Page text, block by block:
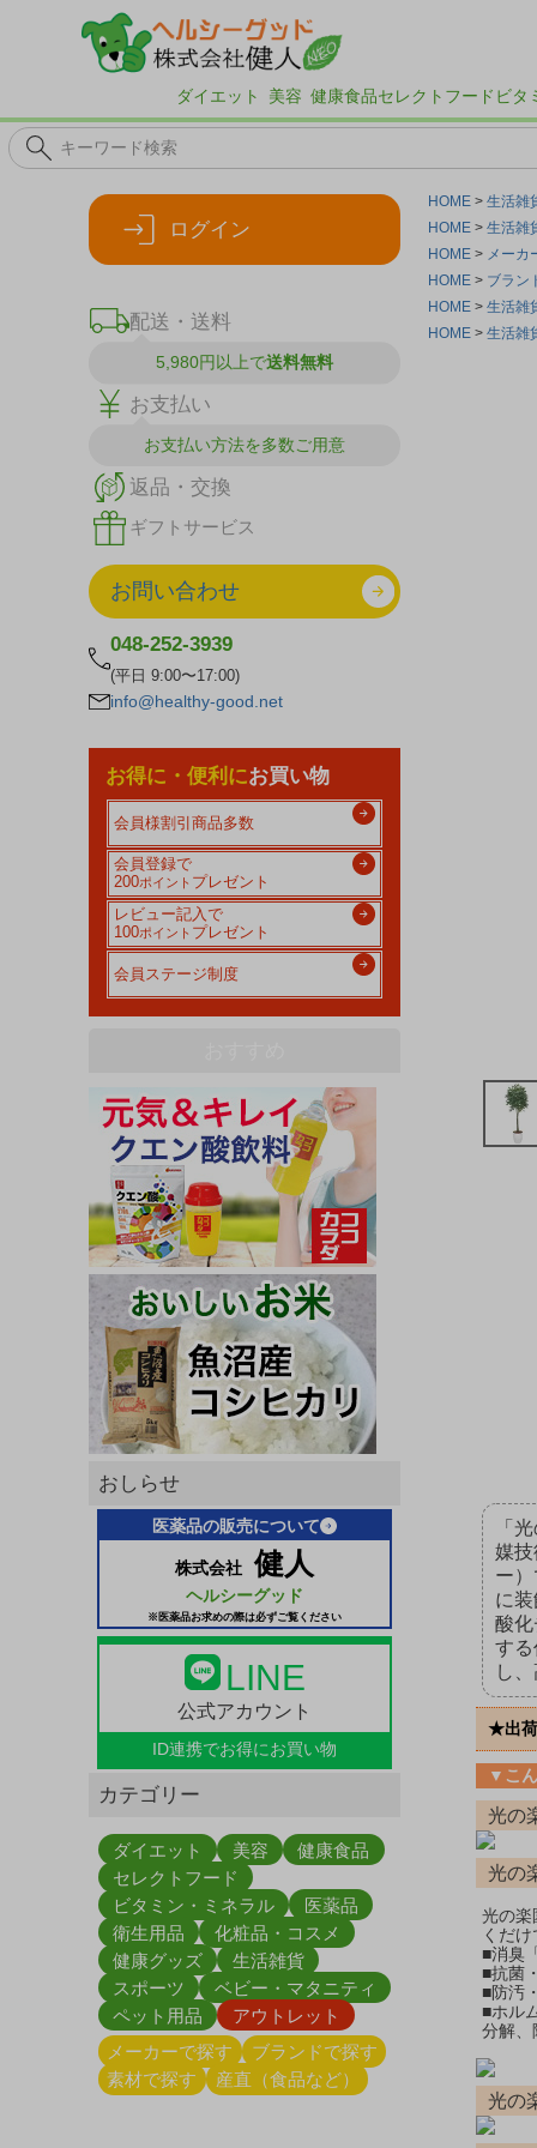
ダイエット 美容 健康食品セレクトフード ビタ
ログイン
配送・送料
5,980円以上で送料無料
お支払い
お支払い方法を多数ご用意
返品・交換
ギフトサービス
お問い合わせ
048-252-3939
(平日 9:00〜17:00)
info@healthy-good.net
お得に・便利にお買い物
会員様割引商品多数
会員登録で
200ポイント プレゼント
レビュー記入で
100ポイント プレゼント
会員ステージ制度
おしらせ
医薬品の販売について
株式会社 健人
ヘルシーグッド
※医薬品お求めの際は必ずご覧ください
LINE
公式アカウント
ID連携でお得にお買い物
カテゴリー
ダイエット 美容
健康食品
セレクトフード
ビタミン・ミネラル
医薬品
衛生用品
化粧品・コスメ
健康グッズ
生活雑貨
スポーツ
ベビー・マタニティ
ペット用品
アウトレット
メーカーで探す
ブランドで探す
素材で探す
産直（食品など）
HOME
生活雑
HOME
生活雑
HOME
メーカ
HOME
ブラン
HOME
生活雑
HOME
生活雑
「
媒
ー
に装
酸
す
し
★出
▼こ
光の
光の
光の楽
くだ
■消臭
■抗菌
■防汚
■ホル
分解、
光の